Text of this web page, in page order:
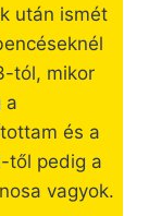
után ismét
tól, mikor
a
és a
től pedig a
vagyok.